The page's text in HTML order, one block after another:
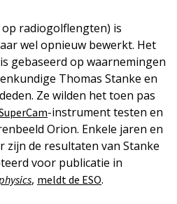
radiogolflengten) is
wel opnieuw bewerkt. Het
gebaseerd op waarnemingen
Thomas Stanke en
Ze wilden het toen pas
-instrument testen en
Orion. Enkele jaren en
zijn de resultaten van Stanke
voor publicatie in
, meldt de ESO.